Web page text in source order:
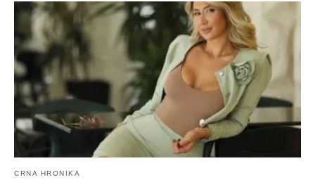
CRNA HRONIKA